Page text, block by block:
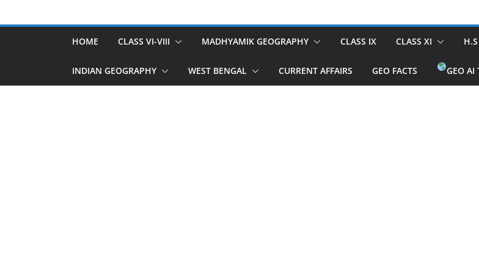
to
HOME CLASS VI-VIII MADHYAMIK GEOGRAPHY CLASS IX CLASS XI
INDIAN GEOGRAPHY WEST BENGAL CURRENT AFFAIRS GEO FACTS GEO AI